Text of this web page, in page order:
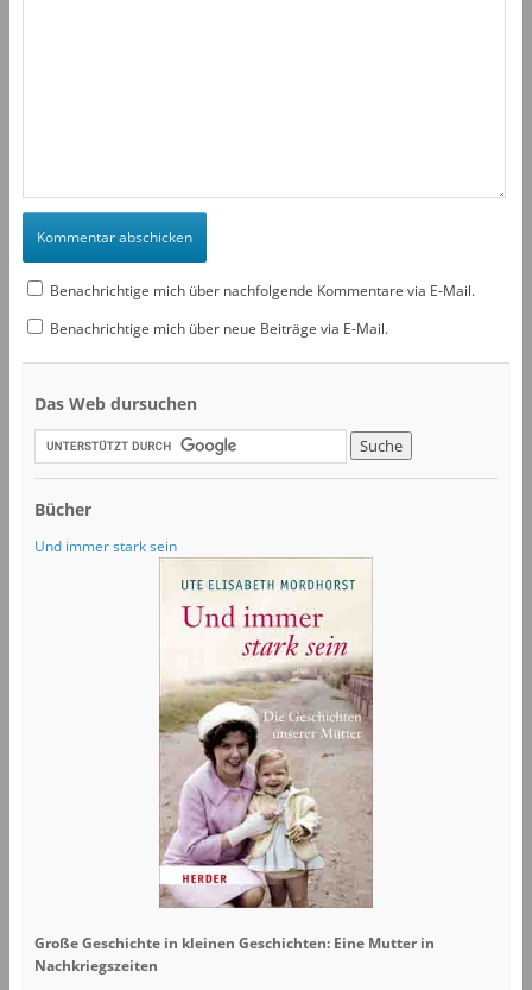
Benachrichtige mich über nachfolgende Kommentare via E-Mail.
Benachrichtige mich über neue Beiträge via E-Mail.
Das Web dursuchen
Bücher
Und immer stark sein
Große Geschichte in kleinen Geschichten: Eine Mutter in
Nachkriegszeiten